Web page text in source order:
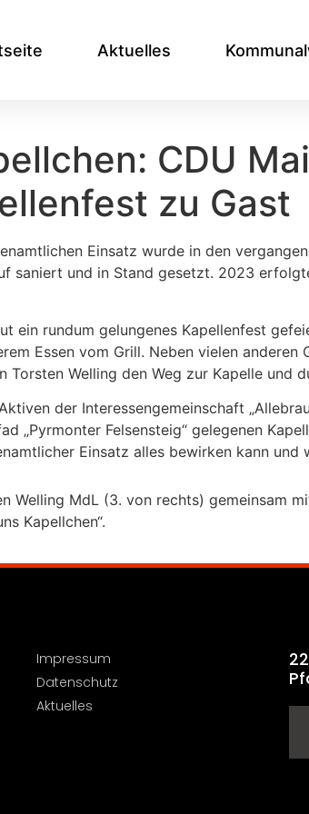
Aktuelles
CDU
zu Gast
Einsatz wurde in den
saniert und in Stand gesetzt. 2023
ein rundum gelungenes Kapellenfest
Essen vom Grill. Neben vielen
Welling den Weg zur Kapelle und
der Interessengemeinschaft
„Pyrmonter Felsensteig“ gelegenen
Einsatz alles bewirken kann
Welling MdL (3. von rechts) gemeinsam
Kapellchen“.
Impressum
Datenschutz
Aktuelles